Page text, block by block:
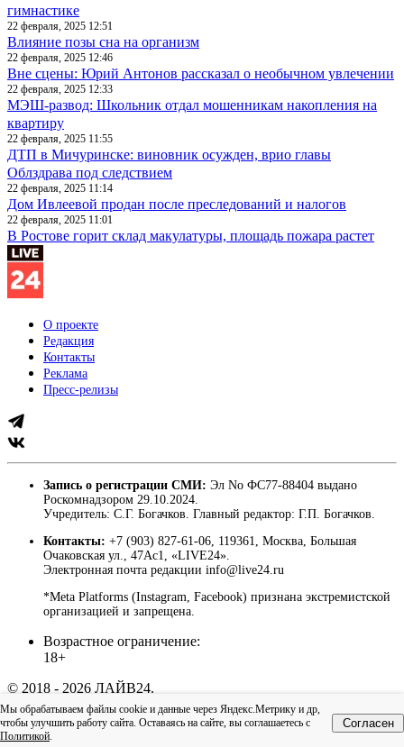
гимнастике
22 февраля, 2025 12:51
Влияние позы сна на организм
22 февраля, 2025 12:46
Вне сцены: Юрий Антонов рассказал о необычном увлечении
22 февраля, 2025 12:33
МЭШ-развод: Школьник отдал мошенникам накопления на
квартиру
22 февраля, 2025 11:55
ДТП в Мичуринске: виновник осужден, врио главы
Облздрава под следствием
22 февраля, 2025 11:14
Дом Ивлеевой продан после преследований и налогов
22 февраля, 2025 11:01
В Ростове горит склад макулатуры, площадь пожара растет
О проекте
Редакция
Контакты
Реклама
Пресс-релизы
Запись о регистрации СМИ: Эл No ФС77-88404 выдано
Роскомнадзором 29.10.2024.
Учредитель: С.Г. Богачков. Главный редактор: Г.П. Богачков.
Контакты: +7 (903) 827-61-06, 119361, Москва, Большая
Очаковская ул., 47Ас1, «LIVE24».
Электронная почта редакции info@live24.ru
*Meta Platforms (Instagram, Facebook) признана экстремистской
организацией и запрещена.
Возрастное ограничение:
18+
© 2018 - 2026 ЛАЙВ24.
Пользовательское соглашение|Политика
конфиденциальности
Наверх
Мы обрабатываем файлы cookie и данные через Яндекс.Метрику и др,
чтобы улучшить работу сайта. Оставаясь на сайте, вы соглашаетесь с
Политикой.
Согласен